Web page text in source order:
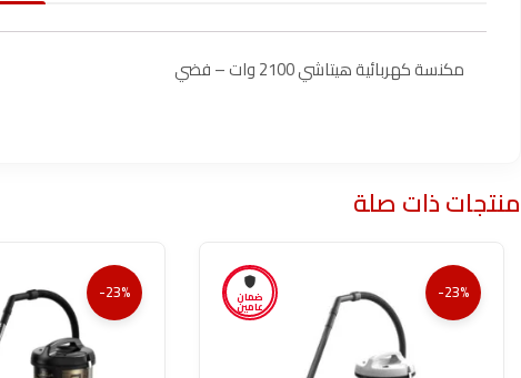
مكنسة كهربائية هيتاشي 2100 وات – فضي
منتجات ذات صلة
ضمان
عامين
-23%
-23%